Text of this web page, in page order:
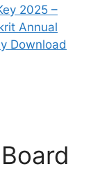
2025 –
Annual
Download